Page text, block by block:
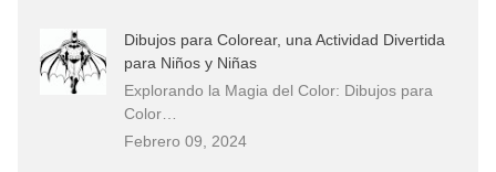
Dibujos para Colorear, una Actividad Divertida
para Niños y Niñas
Explorando la Magia del Color: Dibujos para
Color…
Febrero 09, 2024